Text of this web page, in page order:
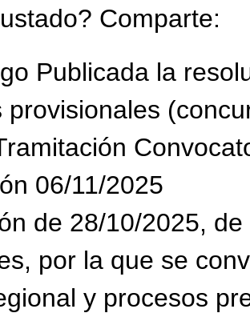
Comparte:
Publicada la
provisionales
06/11/2025
de 28/10/2025,
por la que se
y procesos